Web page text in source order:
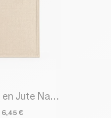
Sac Réutilisable en Jute Naturel – Ibiza L (45 × 20 × 34 cm)
6,45 €